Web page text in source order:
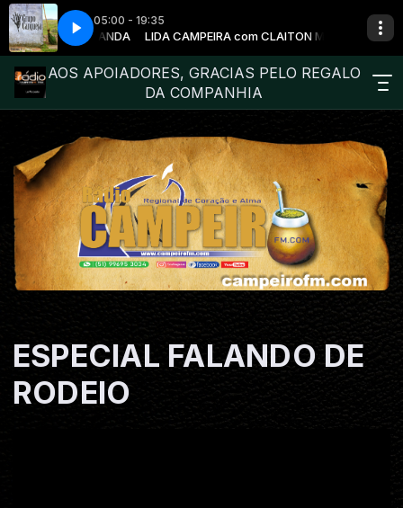
05:00 - 19:35
MIRANDA LIDA CAMPEIRA com CLAITON MIRANDA
GRUPO CARQUEJA - GAUDERIADA
AOS APOIADORES, GRACIAS PELO REGALO
DA COMPANHIA
ESPECIAL FALANDO DE
RODEIO